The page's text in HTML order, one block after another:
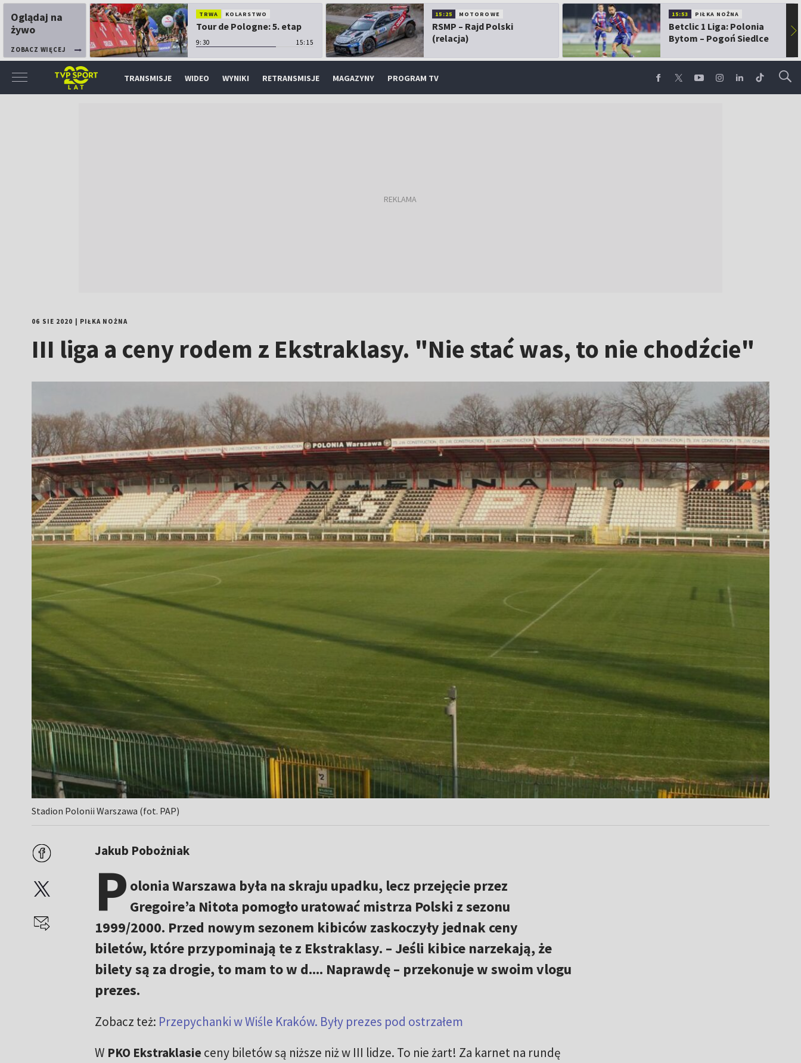
Oglądaj na
żywo
ZOBACZ WIĘCEJ
TRWA KOLARSTWO
Tour de Pologne: 5. etap
9:30 15:15
15:25 MOTOROWE
RSMP – Rajd Polski
(relacja)
15:53 PIŁKA NOŻNA
Betclic 1 Liga: Polonia
Bytom – Pogoń Siedlce
▶
TRANSMISJE WIDEO WYNIKI RETRANSMISJE MAGAZYNY PROGRAM TV
06 SIE 2020 PIŁKA NOŻNA
III liga a ceny rodem z Ekstraklasy. "Nie stać was, to nie chodźcie"
Stadion Polonii Warszawa (fot. PAP)
Jakub Pobożniak
P olonia Warszawa była na skraju upadku, lecz przejęcie przez
Gregoire’a Nitota pomogło uratować mistrza Polski z sezonu
1999/2000. Przed nowym sezonem kibiców zaskoczyły jednak ceny
biletów, które przypominają te z Ekstraklasy. – Jeśli kibice narzekają, że
bilety są za drogie, to mam to w d.... Naprawdę – przekonuje w swoim vlogu
prezes.
Zobacz też: Przepychanki w Wiśle Kraków. Były prezes pod ostrzałem
W PKO Ekstraklasieceny biletów są niższe niż w III lidze. To nie żart! Za karnet na rundę